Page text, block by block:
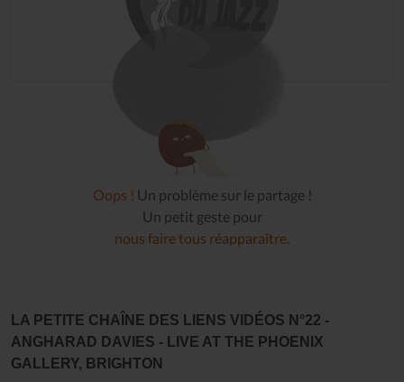
Oops ! Un problème sur le partage !
Un petit geste pour
nous faire tous réapparaître
LA PETITE CHAÎNE DES LIENS VIDÉOS N°22 -
ANGHARAD DAVIES - LIVE AT THE PHOENIX
GALLERY, BRIGHTON